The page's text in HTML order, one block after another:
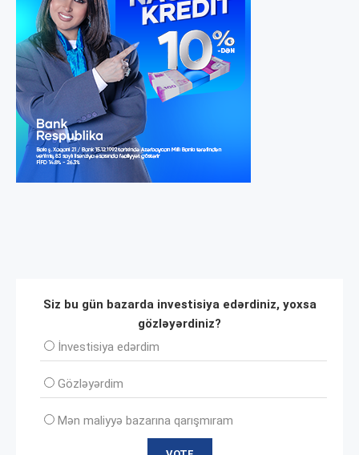
Siz bu gün bazarda investisiya edərdiniz, yoxsa
gözləyərdiniz?
İnvеstisiya edərdim
Gözləyərdim
Mən maliyyə bazarına qarışmıram